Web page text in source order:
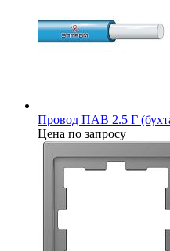
Провод ПАВ 2.5 Г
Цена по запросу